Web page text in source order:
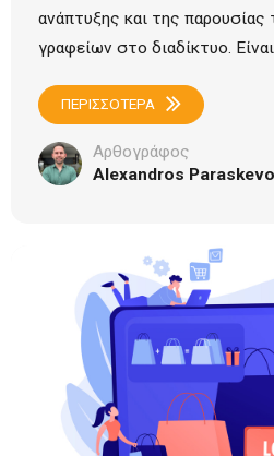
ανάπτυξης και της
γραφείων στο διαδίκτυο.
ΠΕΡΙΣΣΟΤΕΡΑ
Αρθογράφος
Alexandros